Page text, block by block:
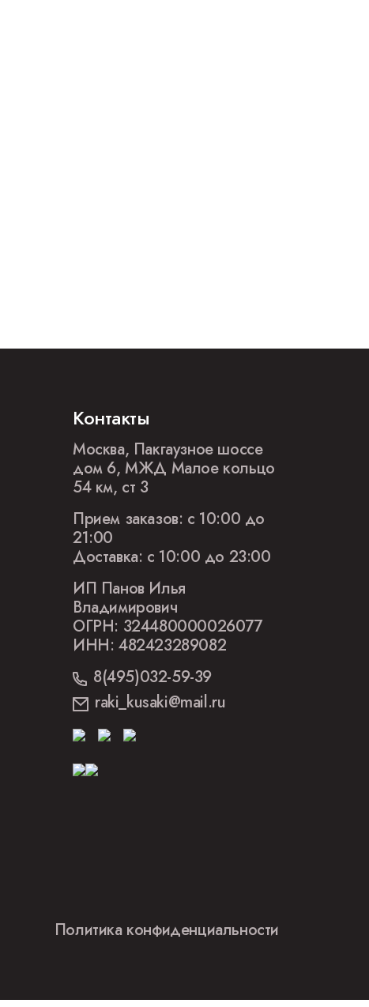
Контакты
Москва, Пакгаузное шоссе
дом 6, МЖД Малое кольцо
54 км, ст 3
Прием заказов: с 10:00 до
21:00
Доставка: с 10:00 до 23:00
ИП Панов Илья
Владимирович
ОГРН: 324480000026077
ИНН: 482423289082
8(495)032-59-39
raki_kusaki@mail.ru
Политика конфиденциальности